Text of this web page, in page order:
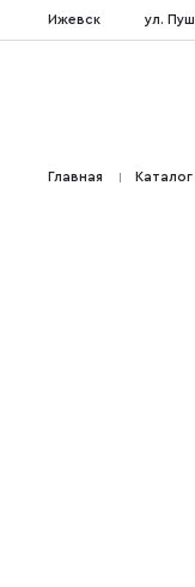
Ижевск ул.
Главная Каталог